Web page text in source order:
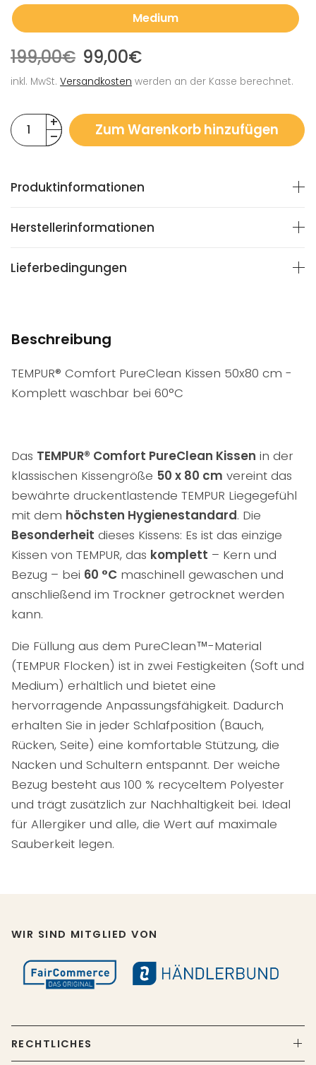
Medium
199,00€ 99,00€
inkl. MwSt. Versandkosten werden an der Kasse berechnet.
Zum Warenkorb hinzufügen
Produktinformationen
Herstellerinformationen
Lieferbedingungen
Beschreibung
TEMPUR® Comfort PureClean Kissen 50x80 cm -
Komplett waschbar bei 60°C
Das TEMPUR® Comfort PureClean Kissen in der
klassischen Kissengröße 50 x 80 cm vereint das
bewährte druckentlastende TEMPUR Liegegefühl
mit dem höchsten Hygienestandard. Die
Besonderheit dieses Kissens: Es ist das einzige
Kissen von TEMPUR, das komplett – Kern und
Bezug – bei 60 °Cmaschinell gewaschen und
anschließend im Trockner getrocknet werden
kann.
Die Füllung aus dem PureClean™-Material
(TEMPUR Flocken) ist in zwei Festigkeiten (Soft und
Medium) erhältlich und bietet eine
hervorragende Anpassungsfähigkeit. Dadurch
erhalten Sie in jeder Schlafposition (Bauch,
Rücken, Seite) eine komfortable Stützung, die
Nacken und Schultern entspannt. Der weiche
Bezug besteht aus 100 % recyceltem Polyester
und trägt zusätzlich zur Nachhaltigkeit bei. Ideal
für Allergiker und alle, die Wert auf maximale
Sauberkeit legen.
WIR SIND MITGLIED VON
RECHTLICHES